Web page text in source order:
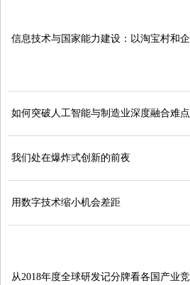
信息技术与国家能力建设：以淘宝村和
如何突破人工智能与制造业深度融合难点
我们处在爆炸式创新的前夜
用数字技术缩小机会差距
从2018年度全球研发记分牌看各国产业